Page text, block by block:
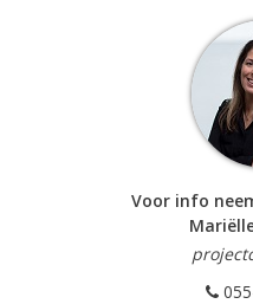
Voor info